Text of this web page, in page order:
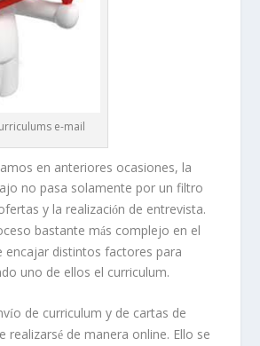
e-mail
en anteriores ocasiones, la
no pasa solamente por un filtro
y la realización de entrevista.
bastante más complejo en el
encajar distintos factores para
uno de ellos el curriculum.
ío de curriculum y de cartas de
realizarsé de manera online. Ello se